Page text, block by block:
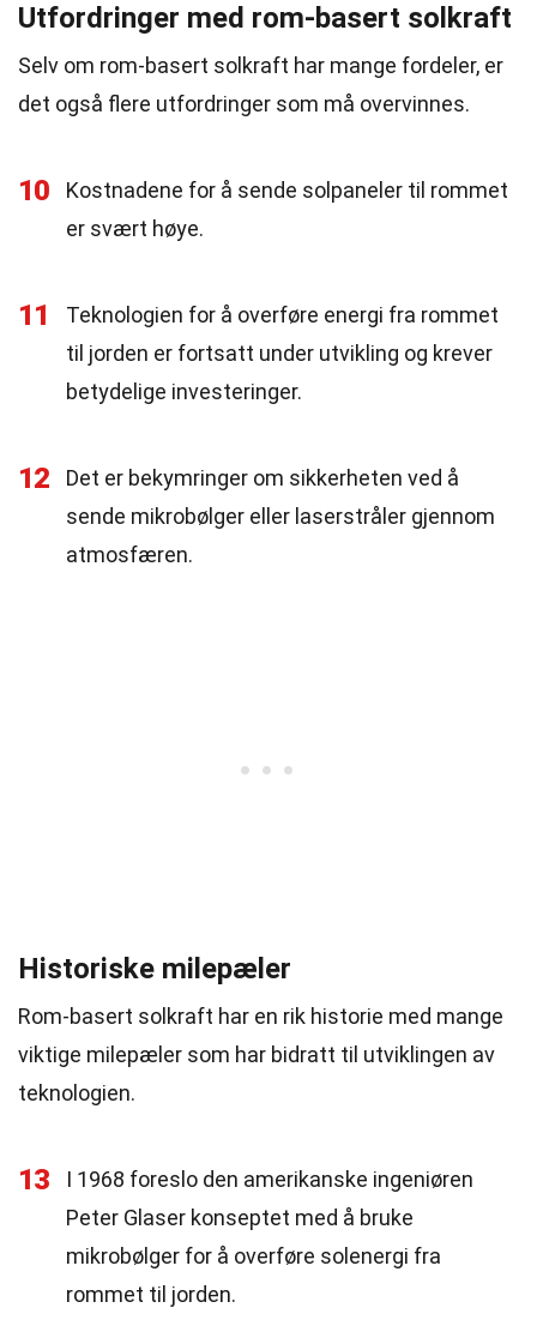
Utfordringer med rom-basert solkraft
Selv om rom-basert solkraft har mange fordeler, er
det også flere utfordringer som må overvinnes.
10
Kostnadene for å sende solpaneler til rommet
er svært høye.
11
Teknologien for å overføre energi fra rommet
til jorden er fortsatt under utvikling og krever
betydelige investeringer.
12
Det er bekymringer om sikkerheten ved å
sende mikrobølger eller laserstråler gjennom
atmosfæren.
Historiske milepæler
Rom-basert solkraft har en rik historie med mange
viktige milepæler som har bidratt til utviklingen av
teknologien.
13
I 1968 foreslo den amerikanske ingeniøren
Peter Glaser konseptet med å bruke
mikrobølger for å overføre solenergi fra
rommet til jorden.